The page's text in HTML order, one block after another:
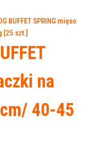
BUFFET SPRING mięso
[25 szt.]
na
40-45